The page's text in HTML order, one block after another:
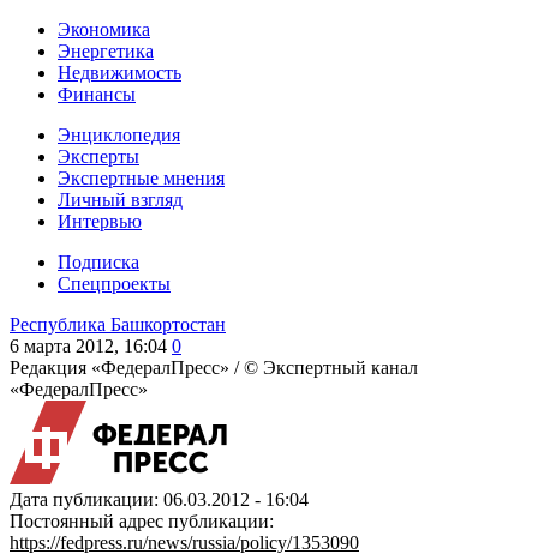
Экономика
Энергетика
Недвижимость
Финансы
Энциклопедия
Эксперты
Экспертные мнения
Личный взгляд
Интервью
Подписка
Спецпроекты
Республика Башкортостан
6 марта 2012, 16:04 0
Редакция «ФедералПресс» /© Экспертный канал
«ФедералПресс»
Дата публикации: 06.03.2012 - 16:04
Постоянный адрес публикации:
https://fedpress.ru/news/russia/policy/1353090